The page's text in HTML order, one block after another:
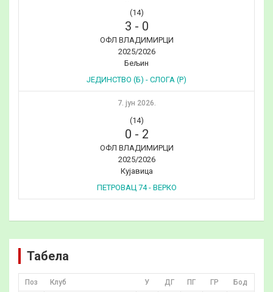
(14)
3 - 0
ОФЛ ВЛАДИМИРЦИ
2025/2026
Бељин
ЈЕДИНСТВО (Б) - СЛОГА (Р)
7. јун 2026.
(14)
0 - 2
ОФЛ ВЛАДИМИРЦИ
2025/2026
Кујавица
ПЕТРОВАЦ 74 - ВЕРКО
Табела
Поз Клуб У ДГ ПГ ГР Бод